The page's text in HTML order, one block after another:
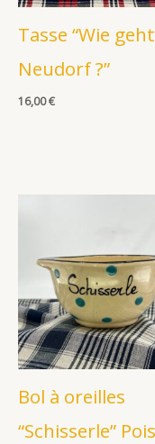
Tasse “Wie
Neudorf ?”
16,00€
Bol à oreilles
“Schisserle” Pois